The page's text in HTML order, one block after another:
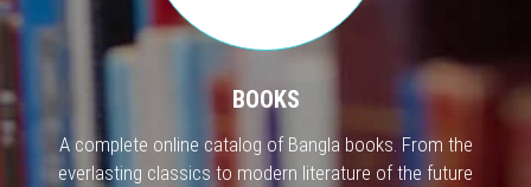
BOOKS
A complete online catalog of Bangla books. From the
everlasting classics to modern literature of the future